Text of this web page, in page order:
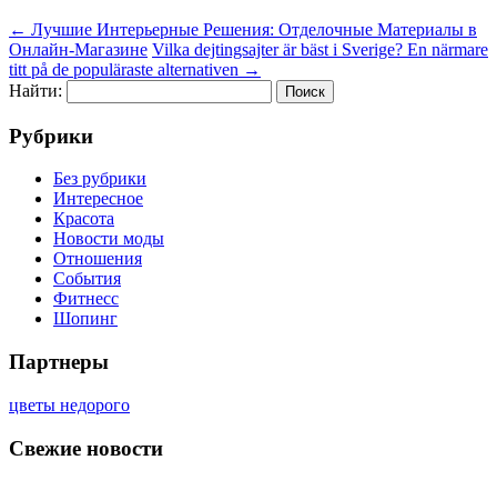
← Лучшие Интерьерные Решения: Отделочные Материалы в
Онлайн-Магазине Vilka dejtingsajter är bäst i Sverige? En närmare
titt på de populäraste alternativen →
Найти:
Рубрики
Без рубрики
Интересное
Красота
Новости моды
Отношения
События
Фитнесс
Шопинг
Партнеры
цветы недорого
Свежие новости